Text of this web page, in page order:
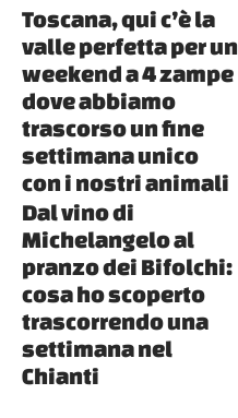
Toscana, qui c’è la
valle perfetta per un
weekend a 4 zampe
dove abbiamo
trascorso un fine
settimana unico
con i nostri animali
Dal vino di
Michelangelo al
pranzo dei Bifolchi:
cosa ho scoperto
trascorrendo una
settimana nel
Chianti